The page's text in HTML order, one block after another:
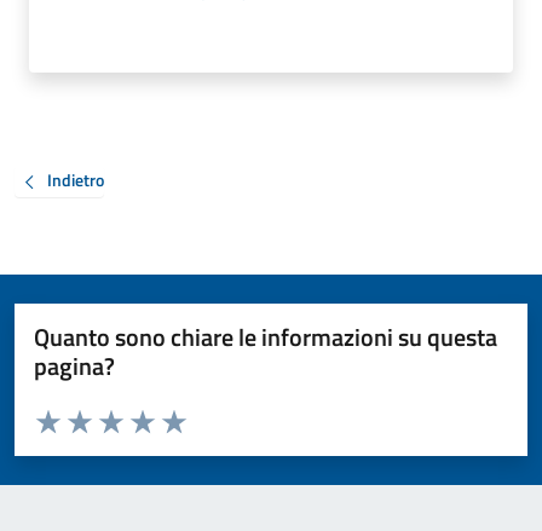
Indietro
Quanto sono chiare le informazioni su questa
pagina?
Valuta da 1 a 5 stelle la pagina
Valuta 5 stelle su 5
Valuta 4 stelle su 5
Valuta 3 stelle su 5
Valuta 2 stelle su 5
Valuta 1 stelle su 5